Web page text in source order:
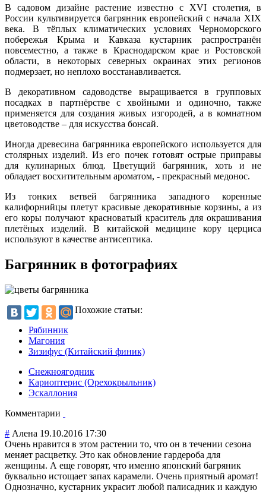
В садовом дизайне растение известно с XVI столетия, в
России культивируется багрянник европейский с начала XIX
века. В тёплых климатических условиях Черноморского
побережья Крыма и Кавказа кустарник распространён
повсеместно, а также в Краснодарском крае и Ростовской
области, в некоторых северных окраинах этих регионов
подмерзает, но неплохо восстанавливается.
В декоративном садоводстве выращивается в групповых
посадках в партнёрстве с хвойными и одиночно, также
применяется для создания живых изгородей, а в комнатном
цветоводстве – для искусства бонсай.
Иногда древесина багрянника европейского используется для
столярных изделий. Из его почек готовят острые приправы
для кулинарных блюд. Цветущий багрянник, хоть и не
обладает восхитительным ароматом, - прекрасный медонос.
Из тонких ветвей багрянника западного коренные
калифорнийцы плетут красивые декоративные корзины, а из
его коры получают красноватый краситель для окрашивания
плетёных изделий. В китайской медицине кору церциса
используют в качестве антисептика.
Багрянник в фотографиях
Похожие статьи:
Рябинник
Магония
Зизифус (Китайский финик)
Снежноягодник
Кариоптерис (Орехокрыльник)
Эскаллония
Комментарии
# Алена 19.10.2016 17:30
Очень нравится в этом растении то, что он в течении сезона
меняет расцветку. Это как обновление гардероба для
женщины. А еще говорят, что именно японский багряник
буквально истощает запах карамели. Очень приятный аромат!
Однозначно, кустарник украсит любой палисадник и каждую